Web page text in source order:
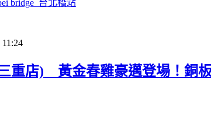
bridge_台北橋站
11:24
重店)__黃金春雞豪邁登場！銅